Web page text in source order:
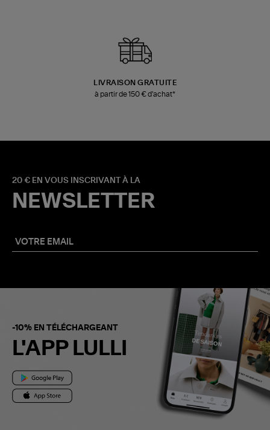
LIVRAISON GRATUITE
à partir de 150 € d'achat*
20 € EN VOUS INSCRIVANT À LA
NEWSLETTER
-10% EN TÉLÉCHARGEANT
L'APP LULLI